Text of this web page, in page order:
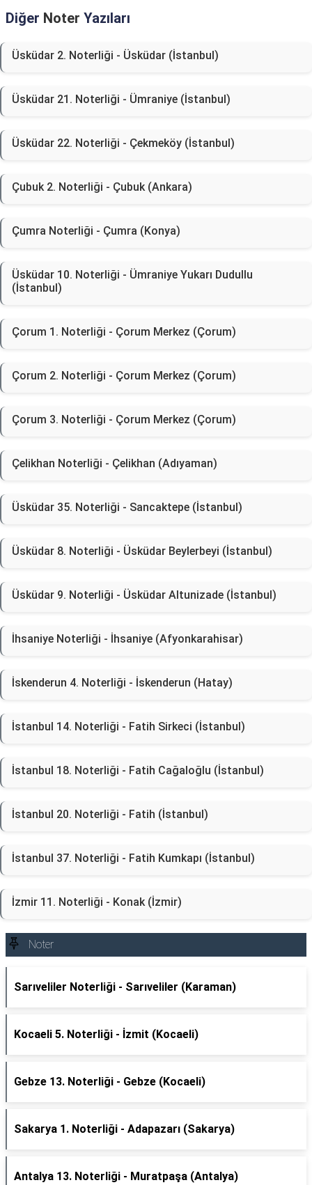
Diğer Noter Yazıları
Üsküdar 2. Noterliği - Üsküdar (İstanbul)
Üsküdar 21. Noterliği - Ümraniye (İstanbul)
Üsküdar 22. Noterliği - Çekmeköy (İstanbul)
Çubuk 2. Noterliği - Çubuk (Ankara)
Çumra Noterliği - Çumra (Konya)
Üsküdar 10. Noterliği - Ümraniye Yukarı Dudullu
(İstanbul)
Çorum 1. Noterliği - Çorum Merkez (Çorum)
Çorum 2. Noterliği - Çorum Merkez (Çorum)
Çorum 3. Noterliği - Çorum Merkez (Çorum)
Çelikhan Noterliği - Çelikhan (Adıyaman)
Üsküdar 35. Noterliği - Sancaktepe (İstanbul)
Üsküdar 8. Noterliği - Üsküdar Beylerbeyi (İstanbul)
Üsküdar 9. Noterliği - Üsküdar Altunizade (İstanbul)
İhsaniye Noterliği - İhsaniye (Afyonkarahisar)
İskenderun 4. Noterliği - İskenderun (Hatay)
İstanbul 14. Noterliği - Fatih Sirkeci (İstanbul)
İstanbul 18. Noterliği - Fatih Cağaloğlu (İstanbul)
İstanbul 20. Noterliği - Fatih (İstanbul)
İstanbul 37. Noterliği - Fatih Kumkapı (İstanbul)
İzmir 11. Noterliği - Konak (İzmir)
Noter
Sarıveliler Noterliği - Sarıveliler (Karaman)
Kocaeli 5. Noterliği - İzmit (Kocaeli)
Gebze 13. Noterliği - Gebze (Kocaeli)
Sakarya 1. Noterliği - Adapazarı (Sakarya)
Antalya 13. Noterliği - Muratpaşa (Antalya)